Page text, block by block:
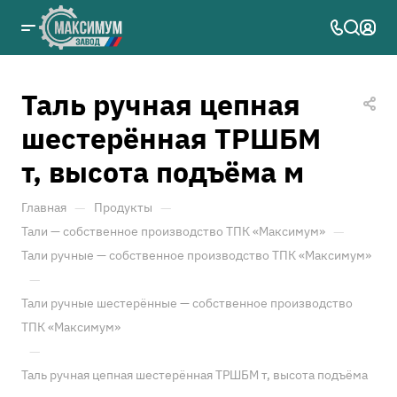
Таль ручная цепная
шестерённая ТРШБМ
т, высота подъёма м
Главная — Продукты —
Тали — собственное производство ТПК «Максимум» —
Тали ручные — собственное производство ТПК «Максимум»
—
Тали ручные шестерённые — собственное производство
ТПК «Максимум»
—
Таль ручная цепная шестерённая ТРШБМ т, высота подъёма